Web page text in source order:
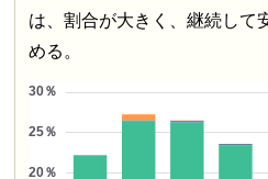
は、割合が大きく、継続して
める。